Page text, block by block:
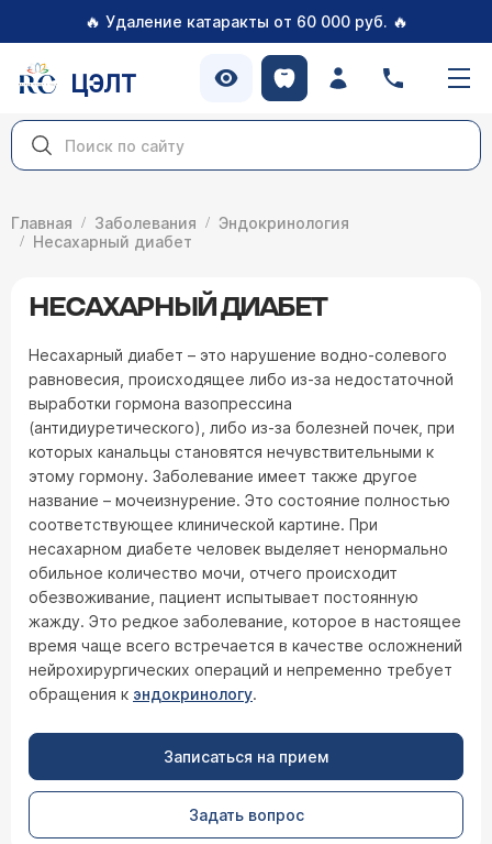
🔥 Удаление катаракты от 60 000 руб. 🔥
ЦЭЛТ
Главная Заболевания
Эндокринология
Несахарный диабет
НЕСАХАРНЫЙ ДИАБЕТ
Несахарный диабет – это нарушение водно-солевого
равновесия, происходящее либо из-за недостаточной
выработки гормона вазопрессина
(антидиуретического), либо из-за болезней почек, при
которых канальцы становятся нечувствительными к
этому гормону. Заболевание имеет также другое
название – мочеизнурение. Это состояние полностью
соответствующее клинической картине. При
несахарном диабете человек выделяет ненормально
обильное количество мочи, отчего происходит
обезвоживание, пациент испытывает постоянную
жажду. Это редкое заболевание, которое в настоящее
время чаще всего встречается в качестве осложнений
нейрохирургических операций и непременно требует
обращения к эндокринологу.
Записаться на прием
Задать вопрос